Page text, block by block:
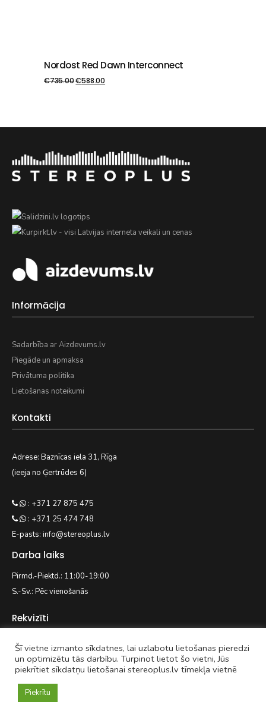
PIEVIENOT GROZAM
Nordost Red Dawn Interconnect
€735.00€588.00
Informācija
Sadarbība ar Aizdevums.lv
Piegāde un apmaksa
Privātuma politika
Lietošanas noteikumi
Kontakti
Adrese: Baznīcas iela 31, Rīga
(ieeja no Ģertrūdes 6)
: +371 27 875 475
: +371 25 474 748
E-pasts: info@stereoplus.lv
Darba laiks
Pirmd.-Piektd.: 11:00-19:00
S.-Sv.: Pēc vienošanās
Rekvizīti
EASYWAY.LV SIA
Reģ. nr. 42103092938
Kaivas 31/3-71, Rīga, LV-1021
Šī vietne izmanto sīkdatnes, lai uzlabotu lietošanas pieredzi
un optimizētu tās darbību. Turpinot lietot šo vietni, Jūs
piekrītiet sīkdatņu lietošanai stereoplus.lv tīmekļa vietnē
Piekrītu